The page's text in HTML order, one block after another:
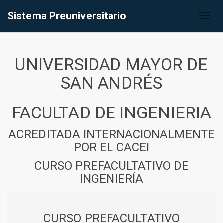
Sistema Preuniversitario
UNIVERSIDAD MAYOR DE
SAN ANDRÉS
FACULTAD DE INGENIERIA
ACREDITADA INTERNACIONALMENTE
POR EL CACEI
CURSO PREFACULTATIVO DE
INGENIERÍA
CURSO PREFACULTATIVO